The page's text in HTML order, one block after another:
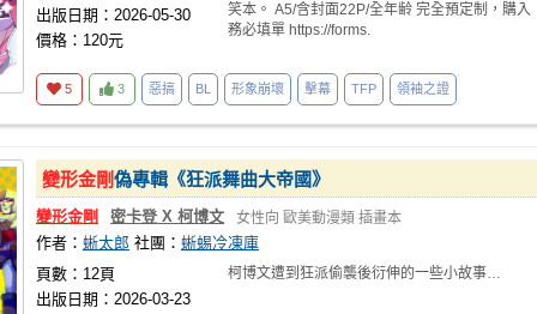
出版日期：2026-05-30
價格：120元
笑本。 A5/含封面22P/全年齢 完全預定制，購入
務必填單 https://forms.
5 3 惡搞 BL 形象崩壞 擊幕 TFP 領袖之證
變形金剛偽專輯《狂派舞曲大帝國》
變形金剛 密卡登 X 柯博文 女性向 歐美動漫類 插畫本
作者： 蜥太郎 社團： 蜥蜴冷凍庫
頁數：12頁
出版日期：2026-03-23
柯博文遭到狂派偷襲後衍伸的一些小故事…